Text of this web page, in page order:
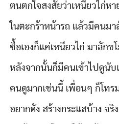
ตนตกใจสงสัยว่าเหนียวไก่หา
ในตะกร้าหน้ารถ แล้วมีคนม
ซื้อเองก็แค่เหนียวไก่ มาลักข
หลังจากนั้นก็มีคนเข้าไปดูนับ
คนดูมากเช่นนี้ เพื่อนๆ ก็โท
อยากดัง สร้างกระแสบ้าง จริ